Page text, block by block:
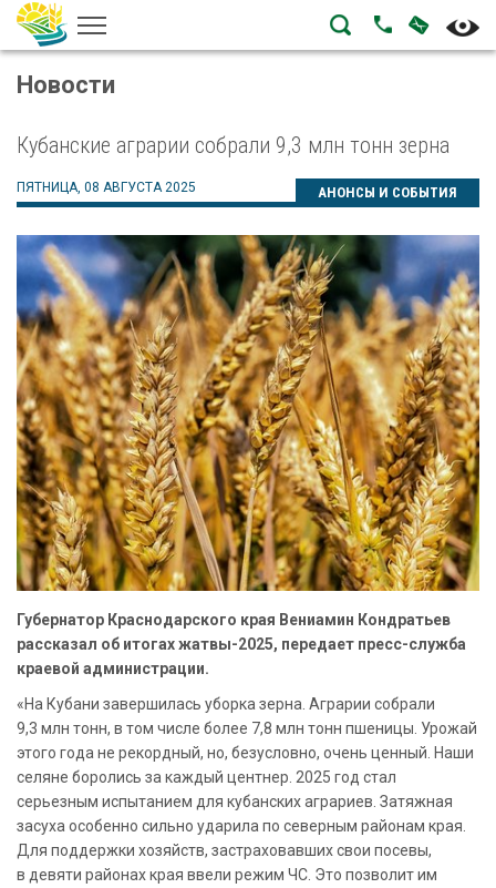
ПОЗВОНИТЬ
Новости
Кубанские аграрии собрали 9,3 млн тонн зерна
АНОНСЫ И СОБЫТИЯ
ПЯТНИЦА, 08 АВГУСТА 2025
Губернатор Краснодарского края Вениамин Кондратьев
рассказал об итогах жатвы-2025, передает пресс-служба
краевой администрации.
«На Кубани завершилась уборка зерна. Аграрии собрали
9,3 млн тонн, в том числе более 7,8 млн тонн пшеницы. Урожай
этого года не рекордный, но, безусловно, очень ценный. Наши
селяне боролись за каждый центнер. 2025 год стал
серьезным испытанием для кубанских аграриев. Затяжная
засуха особенно сильно ударила по северным районам края.
Для поддержки хозяйств, застраховавших свои посевы,
в девяти районах края ввели режим ЧС. Это позволит им